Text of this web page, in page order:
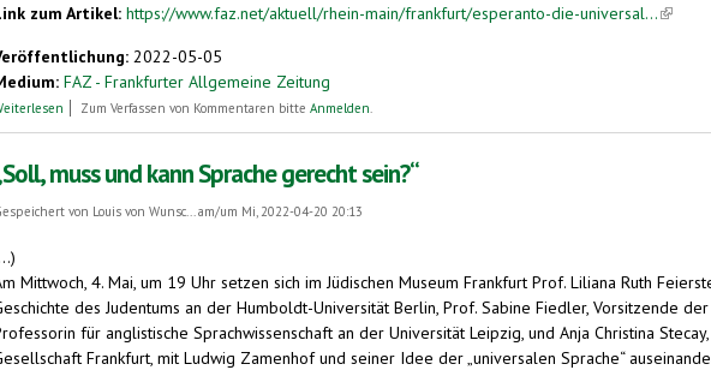
zum Artikel: https://www.faz.net/aktuell/rhein-main/frankfurt/esperanto-die-universal...(link is
2022-05-05
FAZ - Frankfurter Allgemeine Zeitung
über Ist Esperanto als Universalsprache besser geeignet?
Zum Verfassen von Kommentaren bitte Anmelden.
muss und kann Sprache gerecht sein?“
von Louis von Wunsc...am/um Mi, 2022-04-20 20:13
Mittwoch, 4. Mai, um 19 Uhr setzen sich im Jüdischen Museum Frankfurt Prof. Liliana Ruth
des Judentums an der Humboldt-Universität Berlin, Prof. Sabine Fiedler, Vorsitzende
für anglistische Sprachwissenschaft an der Universität Leipzig, und Anja Christina
Frankfurt, mit Ludwig Zamenhof und seiner Idee der „universalen Sprache“